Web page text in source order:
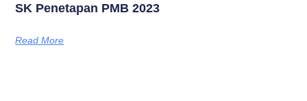
SK Penetapan PMB 2023
Read More